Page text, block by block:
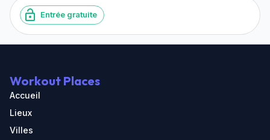
Entrée gratuite
Workout Places
Accueil
Lieux
Villes